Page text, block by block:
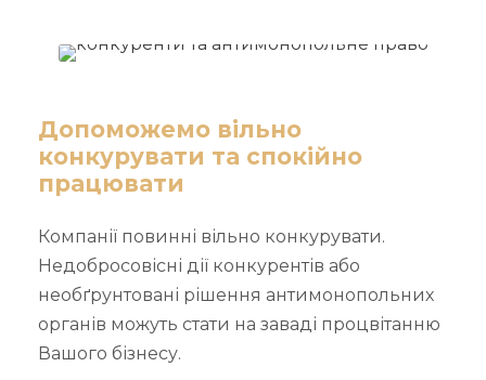
Допоможемо вільно
конкурувати та спокійно
працювати
Компанії повинні вільно конкурувати.
Недобросовісні дії конкурентів або
необґрунтовані рішення антимонопольних
органів можуть стати на заваді процвітанню
Вашого бізнесу.